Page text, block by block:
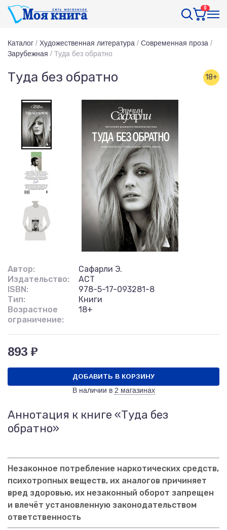
0
Каталог / Художественная литература / Современная проза /
Зарубежная / Туда без обратно
Туда без обратно 18+
Автор:
Сафарли Э.
Издательство:
АСТ
ISBN:
978-5-17-093281-8
Тип:
Книги
Возрастное
ограничение:
18+
893 ₽
ДОБАВИТЬ В КОРЗИНУ
В наличии в 2 магазинах
Аннотация к книге «Туда без
обратно»
Незаконное потребление наркотических средств,
психотропных веществ, их аналогов причиняет
вред здоровью, их незаконный оборот запрещен
и влечёт установленную законодательством
ответственность